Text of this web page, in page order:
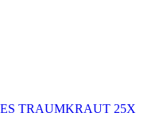
TRAUMKRAUT 25X